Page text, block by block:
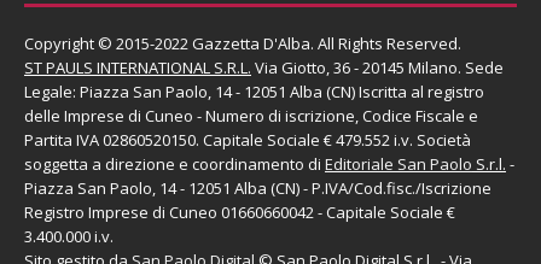
Copyright © 2015-2022 Gazzetta D'Alba. All Rights Reserved.
ST PAULS INTERNATIONAL S.R.L. Via Giotto, 36 - 20145 Milano. Sede
Legale: Piazza San Paolo, 14 - 12051 Alba (CN) Iscritta al registro
delle Imprese di Cuneo - Numero di iscrizione, Codice Fiscale e
Partita IVA 02860520150. Capitale Sociale € 479.552 i.v. Società
soggetta a direzione e coordinamento di Editoriale San Paolo S.r.l. -
Piazza San Paolo, 14 - 12051 Alba (CN) - P.IVA/Cod.fisc./Iscrizione
Registro Imprese di Cuneo 01660660042 - Capitale Sociale €
3.400.000 i.v.